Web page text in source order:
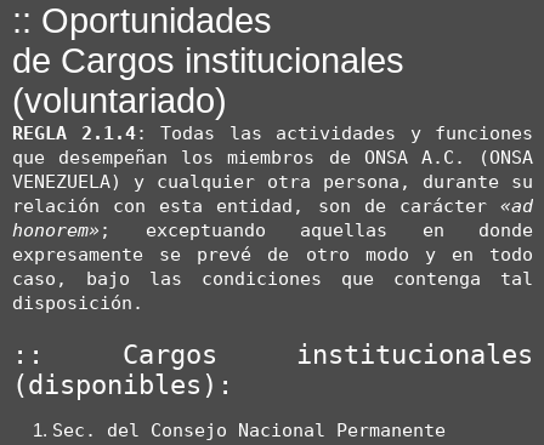
j
e
:: Oportunidades
de Cargos institucionales
(voluntariado)
REGLA 2.1.4: Todas las actividades y funciones
que desempeñan los miembros de ONSA A.C. (ONSA
VENEZUELA) y cualquier otra persona, durante su
relación con esta entidad, son de carácter «ad
honorem» ; exceptuando aquellas en donde
expresamente se prevé de otro modo y en todo
caso, bajo las condiciones que contenga tal
disposición.
:: Cargos institucionales
(disponibles):
Sec. del Consejo Nacional Permanente